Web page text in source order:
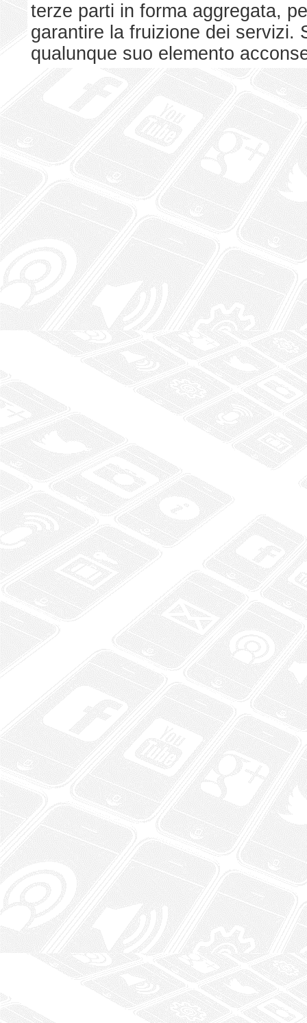
terze parti in forma aggregata,
garantire la fruizione dei servizi.
qualunque suo elemento